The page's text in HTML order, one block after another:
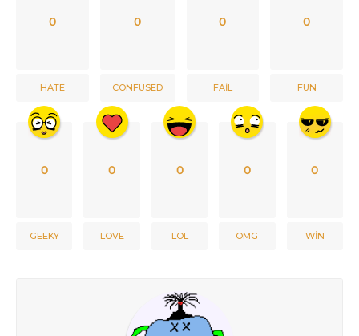
0
HATE
0
CONFUSED
0
FAIL
0
FUN
0
GEEKY
0
LOVE
0
LOL
0
OMG
0
WIN